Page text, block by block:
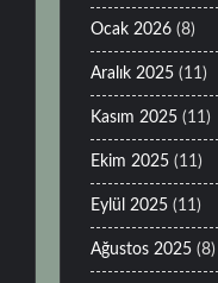
Ocak 2026 (8)
Aralık 2025 (11)
Kasım 2025 (11)
Ekim 2025 (11)
Eylül 2025 (11)
Ağustos 2025 (8)